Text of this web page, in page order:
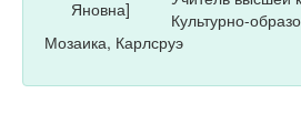
Культурно-
Мозаика, Карлсруэ